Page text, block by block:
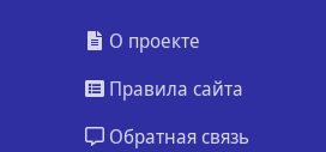
О проекте
Правила сайта
Обратная связь